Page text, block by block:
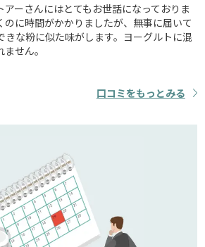
ーさんにはとてもお世話になっておりま
のに時間がかかりましたが、無事に届いて
きな粉に似た味がします。ヨーグルトに混
せん。
口コミをもっとみる